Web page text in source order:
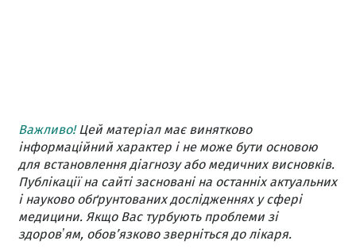
Важливо!Цей матеріал має винятково
інформаційний характер і не може бути основою
для встановлення діагнозу або медичних висновків.
Публікації на сайті засновані на останніх актуальних
і науково обґрунтованих дослідженнях у сфері
медицини. Якщо Вас турбують проблеми зі
здоровʼям, обов’язково зверніться до лікаря.